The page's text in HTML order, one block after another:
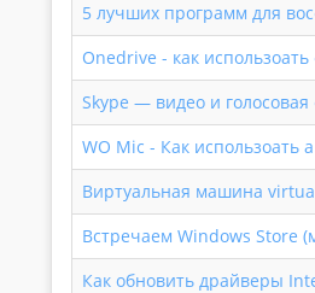
5 лучших программ для
Onedrive - как
Skype — видео и голосовая
WO Mic - Как использоать
Виртуальная машина
Встречаем Windows Store
Как обновить драйверы